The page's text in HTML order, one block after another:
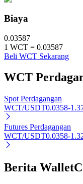
Pelajari Staking
Bitrue
AI
Biaya
0.03587
1 WCT = 0.03587
Beli WCT Sekarang
WCT
Spot Perdagangan
WCT/USDT0.0358-
Futures Perdagangan
WCT/USDT0.0358-
Berita